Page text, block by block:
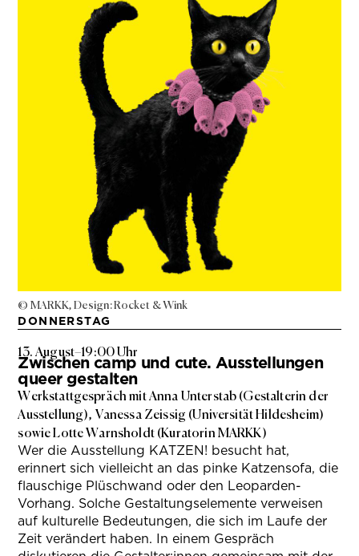
© MARKK, Design: Rocket & Wink
DONNERSTAG
13. August–19:00 Uhr
Zwischen camp und cute. Ausstellungen
queer gestalten
Werkstattgespräch mit Anna Unterstab (Gestalterin der
Ausstellung), Vanessa Zeissig (Universität Hildesheim)
sowie Lotte Warnsholdt (Kuratorin MARKK)
Wer die Ausstellung KATZEN! besucht hat,
erinnert sich vielleicht an das pinke Katzensofa, die
flauschige Plüschwand oder den Leoparden-
Vorhang. Solche Gestaltungselemente verweisen
auf kulturelle Bedeutungen, die sich im Laufe der
Zeit verändert haben. In einem Gespräch